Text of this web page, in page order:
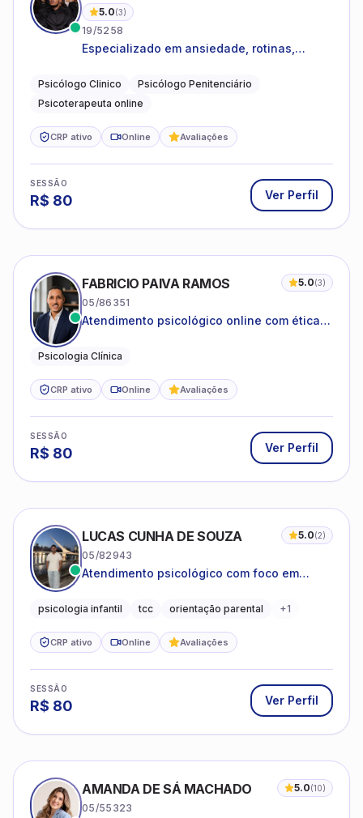
5.0(3)
19/5258
Especializado em ansiedade, rotinas,
familiares e questões comportamentais.
Psicólogo Clinico
Psicólogo Penitenciário
Psicoterapeuta online
CRP ativo Online Avaliações
SESSÃO
R$ 80 Ver Perfil
FABRICIO PAIVA RAMOS 5.0(3)
05/86351
Atendimento psicológico online com ética,
Psicologia Clínica
CRP ativo Online Avaliações
SESSÃO
R$ 80 Ver Perfil
LUCAS CUNHA DE SOUZA 5.0(2)
05/82943
Atendimento psicológico com foco em
promovendo equilíbrio emocional e
psicologia infantil tcc orientação parental +1
CRP ativo Online Avaliações
SESSÃO
R$ 80 Ver Perfil
AMANDA DE SÁ MACHADO 5.0(10)
05/55323